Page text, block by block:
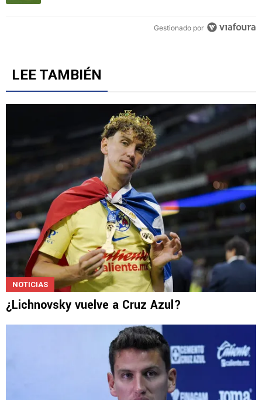
Gestionado por
LEE TAMBIÉN
NOTICIAS
¿Lichnovsky vuelve a Cruz Azul?